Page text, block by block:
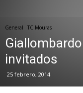
General TC Mouras
invitados
25 febrero, 2014